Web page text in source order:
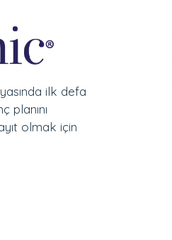
ilk defa
planını
olmak için